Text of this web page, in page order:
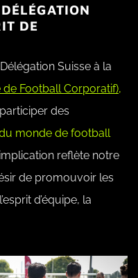
DE
Suisse à la
de Football Corporatif),
des
monde de football
reflète notre
de promouvoir les
d’équipe, la